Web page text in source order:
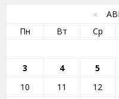
«
Пн
Вт Ср
3
4 5
10
11 12